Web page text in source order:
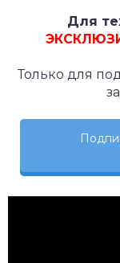
Для
Только для